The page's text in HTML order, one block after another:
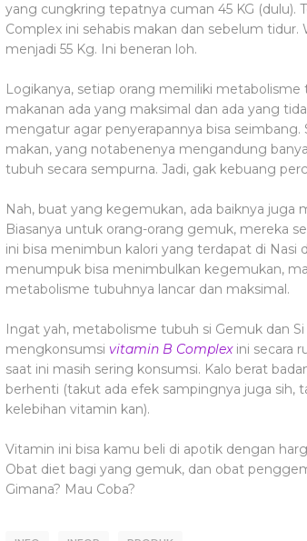
yang cungkring tepatnya cuman 45 KG (dulu).
Complex ini sehabis makan dan sebelum tidur.
menjadi 55 Kg. Ini beneran loh.
Logikanya, setiap orang memiliki
makanan ada yang maksimal dan ada yang
mengatur agar penyerapannya bisa
makan, yang notabenenya mengandung
tubuh secara sempurna. Jadi, gak kebuang
Nah, buat yang kegemukan, ada baiknya juga
Biasanya untuk orang-orang gemuk, mereka
ini bisa menimbun kalori yang terdapat di Nasi
menumpuk bisa menimbulkan kegemukan,
metabolisme tubuhnya lancar dan maksimal.
Ingat yah, metabolisme tubuh si Gemuk dan
mengkonsumsi vitamin B Complexini secara
saat ini masih sering konsumsi. Kalo berat
berhenti (takut ada efek sampingnya juga sih,
kelebihan vitamin kan).
Vitamin ini bisa kamu beli di apotik dengan
Obat diet bagi yang gemuk, dan obat
Gimana? Mau Coba?